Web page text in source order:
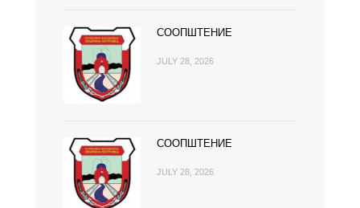
СООПШТЕНИЕ
JULY 28, 2026
СООПШТЕНИЕ
JULY 28, 2026